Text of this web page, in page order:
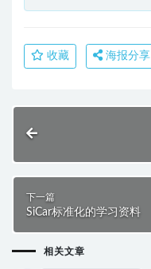
收藏 海报分享
下一篇
SiCar标准化的学习资料
相关文章